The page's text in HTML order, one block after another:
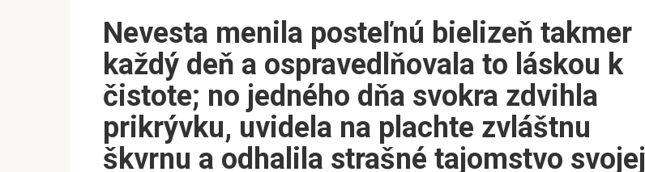
Nevesta menila posteľnú bielizeň takmer
každý deň a ospravedlňovala to láskou k
čistote; no jedného dňa svokra zdvihla
prikrývku, uvidela na plachte zvláštnu
škvrnu a odhalila strašné tajomstvo svojej